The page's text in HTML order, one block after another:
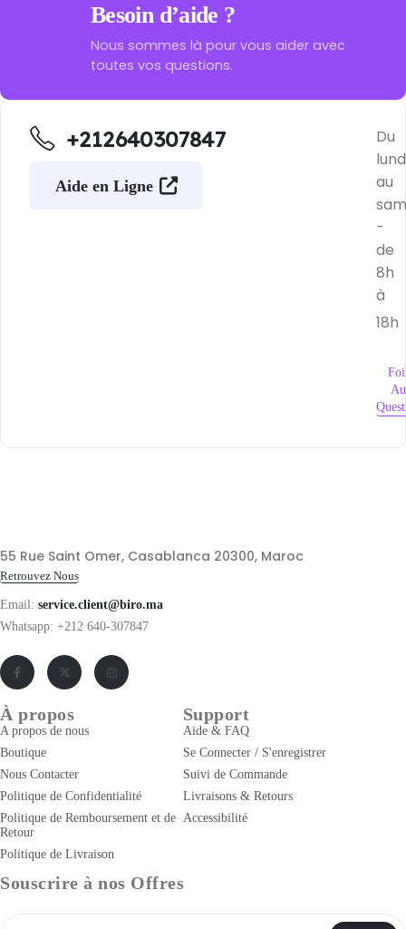
Besoin d’aide ?
Nous sommes là pour vous aider avec
toutes vos questions.
+212640307847
Aide en Ligne
Du
au
-
de
8h
à
18h
55 Rue Saint Omer, Casablanca 20300, Maroc
Retrouvez Nous
Email: service.client@biro.ma
Whatsapp: +212 640-307847
À propos
A propos de nous
Boutique
Nous Contacter
Politique de Confidentialité
Politique de Remboursement et de
Retour
Politique de Livraison
Support
Aide & FAQ
Se Connecter / S'enregistrer
Suivi de Commande
Livraisons & Retours
Accessibilité
Souscrire à nos Offres